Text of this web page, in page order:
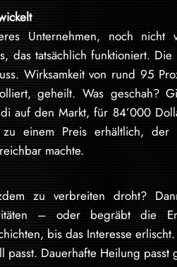
Unternehmen, noch nicht
das tatsächlich funktioniert.
Wirksamkeit von rund 95
geheilt. Was geschah?
auf den Markt, für 84’000
einem Preis erhältlich,
machte.
zu verbreiten droht?
– oder begräbt die
bis das Interesse
Dauerhafte Heilung passt